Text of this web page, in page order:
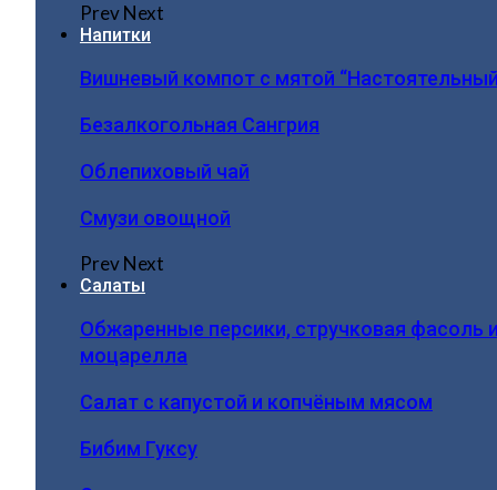
PrevNext
Напитки
Вишневый компот с мятой
Безалкогольная Сангрия
Облепиховый чай
Смузи овощной
PrevNext
Салаты
Обжаренные персики, стручковая фасоль
моцарелла
Салат с капустой и копчёным мясом
Бибим Гуксу